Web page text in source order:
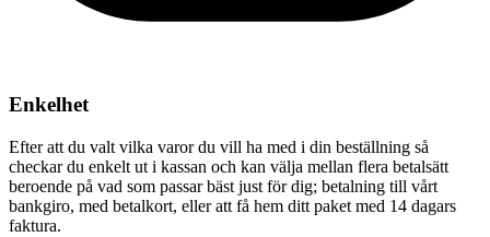
Enkelhet
Efter att du valt vilka varor du vill ha med i din beställning så
checkar du enkelt ut i kassan och kan välja mellan flera betalsätt
beroende på vad som passar bäst just för dig; betalning till vårt
bankgiro, med betalkort, eller att få hem ditt paket med 14 dagars
faktura.